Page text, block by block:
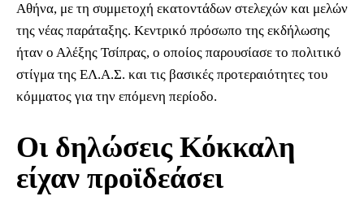
Αθήνα, με τη συμμετοχή εκατοντάδων στελεχών και μελών
της νέας παράταξης. Κεντρικό πρόσωπο της εκδήλωσης
ήταν ο Αλέξης Τσίπρας, ο οποίος παρουσίασε το πολιτικό
στίγμα της ΕΛ.Α.Σ. και τις βασικές προτεραιότητες του
κόμματος για την επόμενη περίοδο.
Οι δηλώσεις Κόκκαλη
είχαν προϊδεάσει